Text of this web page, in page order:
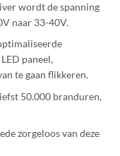
wordt de spanning
naar 33-40V.
paneel,
te gaan flikkeren.
50.000 branduren,
zorgeloos van deze